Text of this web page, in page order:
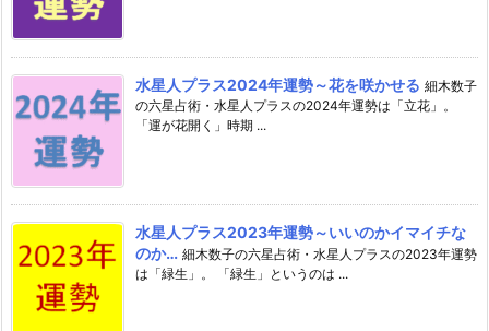
水星人プラス2024年運勢～花を咲かせる 細木数子
の六星占術・水星人プラスの2024年運勢は「立花」。
「運が花開く」時期 ...
水星人プラス2023年運勢～いいのかイマイチな
のか… 細木数子の六星占術・水星人プラスの2023年運勢
は「緑生」。 「緑生」というのは ...